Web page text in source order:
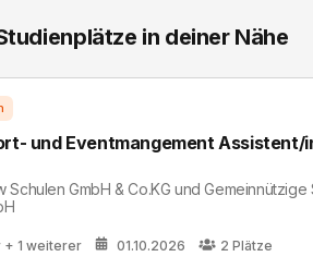
in deiner Nähe
und Eventmangement Assistent/
Schulen GmbH & Co.KG und Gemeinnützige
+ 1 weiterer 01.10.2026 2 Plätze